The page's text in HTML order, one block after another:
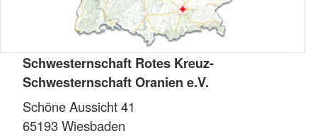
Schwesternschaft Rotes Kreuz-
Schwesternschaft Oranien e.V.
Schöne Aussicht 41
65193Wiesbaden